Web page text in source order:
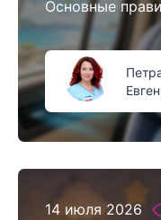
Основные
14 июля 2026